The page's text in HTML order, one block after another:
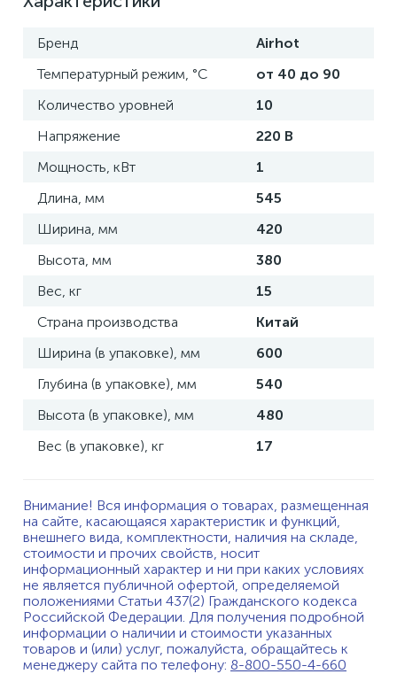
Бренд
Airhot
Температурный режим, °С
от 40 до 90
Количество уровней
10
Напряжение
220 В
Мощность, кВт
1
Длина, мм
545
Ширина, мм
420
Высота, мм
380
Вес, кг
15
Страна производства
Китай
Ширина (в упаковке), мм
600
Глубина (в упаковке), мм
540
Высота (в упаковке), мм
480
Вес (в упаковке), кг
17
Внимание! Вся информация о товарах, размещенная
на сайте, касающаяся характеристик и функций,
внешнего вида, комплектности, наличия на складе,
стоимости и прочих свойств, носит
информационный характер и ни при каких условиях
не является публичной офертой, определяемой
положениями Статьи 437(2) Гражданского кодекса
Российской Федерации. Для получения подробной
информации о наличии и стоимости указанных
товаров и (или) услуг, пожалуйста, обращайтесь к
менеджеру сайта по телефону: 8-800-550-4-660